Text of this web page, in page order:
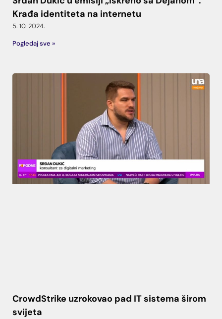
Krađa identiteta na internetu
5. 10. 2024.
Pogledaj sve »
CrowdStrike uzrokovao pad IT sistema širom
svijeta